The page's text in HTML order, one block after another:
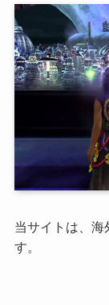
当サイトは、海
す。